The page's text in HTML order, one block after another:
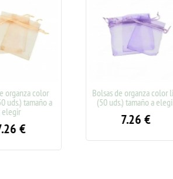
Bolsas de organza color lila
(50 uds.) tamaño a elegir
Bolsas de
marrón (50